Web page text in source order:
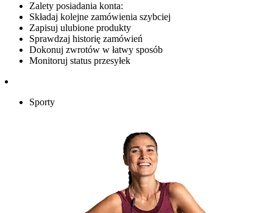
Zalety posiadania konta:
Składaj kolejne zamówienia szybciej
Zapisuj ulubione produkty
Sprawdzaj historię zamówień
Dokonuj zwrotów w łatwy sposób
Monitoruj status przesyłek
Sporty